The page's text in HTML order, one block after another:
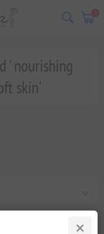
0
' nourishing
skin'